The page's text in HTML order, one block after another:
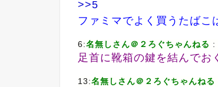
>>5
ファミマでよく買うたばこ
6:名無しさん＠２ろぐちゃんねる :
足首に靴箱の鍵を結んでお
13:名無しさん＠２ろぐちゃんねる